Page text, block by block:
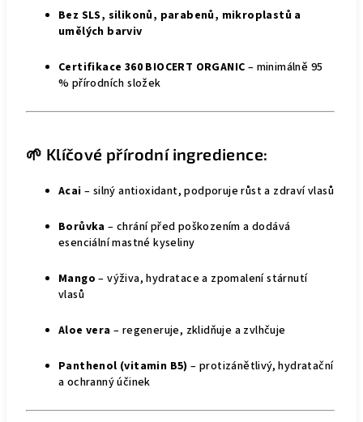
Bez SLS, silikonů, parabenů, mikroplastů a
umělých barviv
Certifikace 360 BIOCERT ORGANIC – minimálně 95
% přírodních složek
🌱 Klíčové přírodní ingredience:
Acai – silný antioxidant, podporuje růst a zdraví vlasů
Borůvka – chrání před poškozením a dodává
esenciální mastné kyseliny
Mango – výživa, hydratace a zpomalení stárnutí
vlasů
Aloe vera – regeneruje, zklidňuje a zvlhčuje
Panthenol (vitamin B5) – protizánětlivý, hydratační
a ochranný účinek